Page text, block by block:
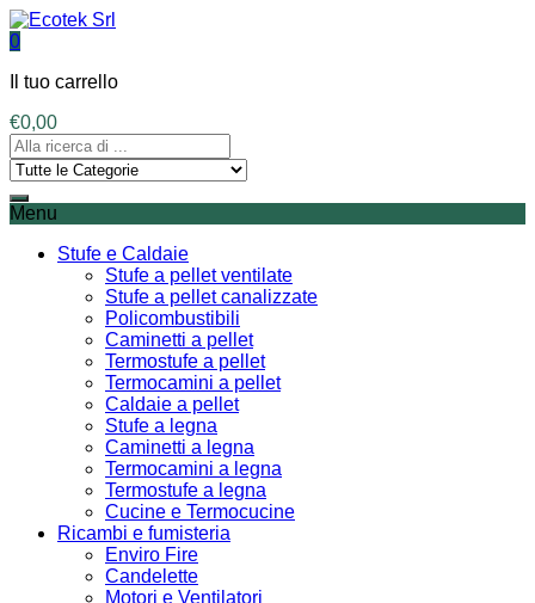
0
Il tuo carrello
€0,00
Menu
Stufe e Caldaie
Stufe a pellet ventilate
Stufe a pellet canalizzate
Policombustibili
Caminetti a pellet
Termostufe a pellet
Termocamini a pellet
Caldaie a pellet
Stufe a legna
Caminetti a legna
Termocamini a legna
Termostufe a legna
Cucine e Termocucine
Ricambi e fumisteria
Enviro Fire
Candelette
Motori e Ventilatori